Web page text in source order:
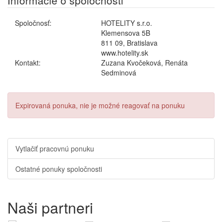
Spoločnosť:
HOTELITY s.r.o.
Klemensova 5B
811 09, Bratislava
www.hotelity.sk
Kontakt:
Zuzana Kvočeková, Renáta
Sedminová
Expirovaná ponuka, nie je možné reagovať na ponuku
Vytlačiť pracovnú ponuku
Ostatné ponuky spoločnosti
Naši partneri